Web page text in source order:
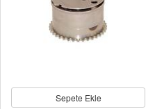
Sepete Ekle